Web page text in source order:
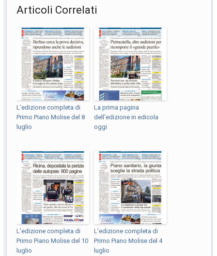
Articoli Correlati
L’edizione completa di
Primo Piano Molise del 8
luglio
La prima pagina
dell’edizione in edicola
oggi
L’edizione completa di
Primo Piano Molise del 10
luglio
L’edizione completa di
Primo Piano Molise del 4
luglio